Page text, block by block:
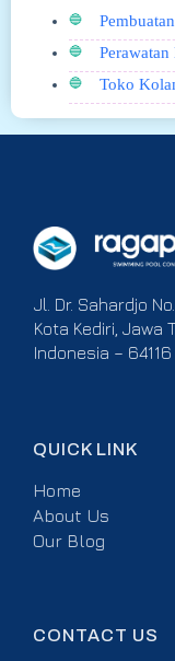
Toko
Jl. Dr. Sahardjo
Kota Kediri, Jawa
Indonesia – 64116
QUICK LINK
Home
About Us
Our Blog
CONTACT US